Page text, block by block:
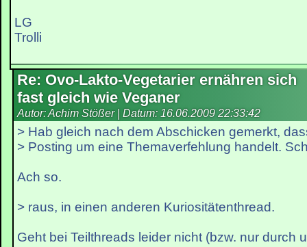
LG
Trolli
Re: Ovo-Lakto-Vegetarier ernähren sich
fast gleich wie Veganer
Autor: Achim Stößer | Datum: 16.06.2009 22:33:42
> Hab gleich nach dem Abschicken gemerkt,
> Posting um eine Themaverfehlung handelt.
Ach so.
> raus, in einen anderen Kuriositätenthread.
Geht bei Teilthreads leider nicht (bzw. nur durch